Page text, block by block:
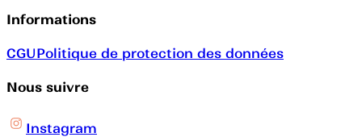
Informations
CGUPolitique de protection des données
Nous suivre
Instagram